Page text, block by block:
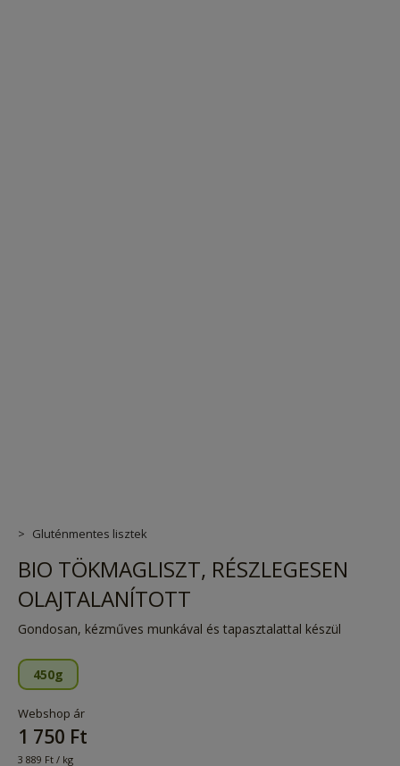
Gluténmentes lisztek
BIO TÖKMAGLISZT, RÉSZLEGESEN
OLAJTALANÍTOTT
Gondosan, kézműves munkával és tapasztalattal készül
450g
Webshop ár
1 750 Ft
3 889 Ft / kg